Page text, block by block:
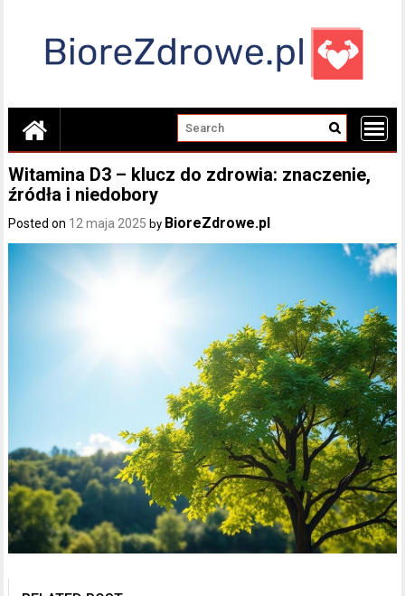
Witamina D3 – klucz do zdrowia: znaczenie,
źródła i niedobory
Posted on 12 maja 2025 by BioreZdrowe.pl